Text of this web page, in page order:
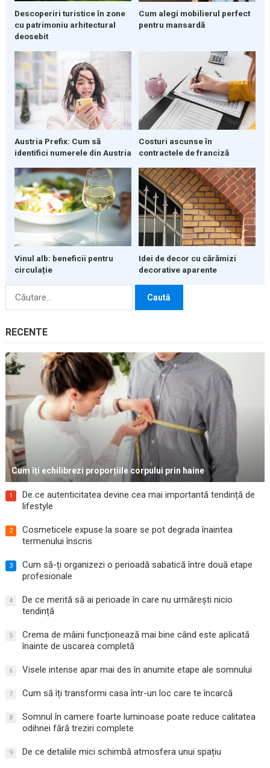
Descoperiri turistice în zone
cu patrimoniu arhitectural
deosebit
Cum alegi mobilierul perfect
pentru mansardă
Austria Prefix: Cum să
identifici numerele din Austria
Costuri ascunse în
contractele de franciză
Vinul alb: beneficii pentru
circulație
Idei de decor cu cărămizi
decorative aparente
Caută
RECENTE
Cum îți echilibrezi proporțiile corpului prin haine
1
De ce autenticitatea devine cea mai importantă tendință de
lifestyle
2
Cosmeticele expuse la soare se pot degrada înaintea
termenului înscris
3
Cum să-ți organizezi o perioadă sabatică între două etape
profesionale
4
De ce merită să ai perioade în care nu urmărești nicio
tendință
5
Crema de mâini funcționează mai bine când este aplicată
înainte de uscarea completă
6 Visele intense apar mai des în anumite etape ale somnului
7 Cum să îți transformi casa într-un loc care te încarcă
8
Somnul în camere foarte luminoase poate reduce calitatea
odihnei fără treziri complete
9 De ce detaliile mici schimbă atmosfera unui spațiu